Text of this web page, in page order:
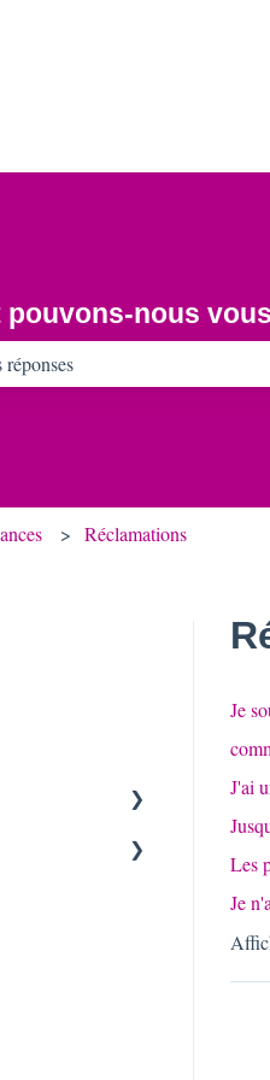
traductions
pouvons-nous
Réclamations
Je
J'ai
Les
Je
Billie